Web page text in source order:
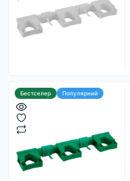
Бестселер Популярний